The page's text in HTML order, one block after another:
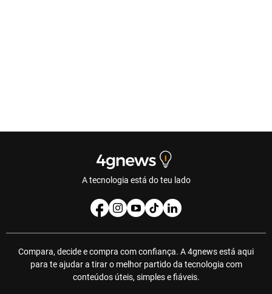
A tecnologia está do teu lado
Compara, decide e compra com confiança. A 4gnews está aqui
para te ajudar a tirar o melhor partido da tecnologia com
conteúdos úteis, simples e fiáveis.